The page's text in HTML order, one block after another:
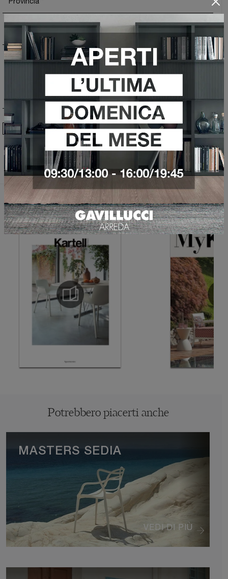
Sfoglia i cataloghi
Ho preso visione dellaPrivacy Policy
Potrebbero piacerti anche
VEDI DI PIÙ
MASTERS SEDIA